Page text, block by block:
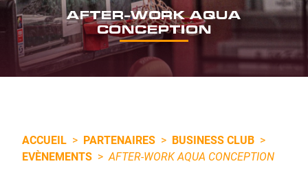
AFTER-WORK AQUA
CONCEPTION
ACCUEIL > PARTENAIRES > BUSINESS CLUB >
EVÈNEMENTS > AFTER-WORK AQUA CONCEPTION